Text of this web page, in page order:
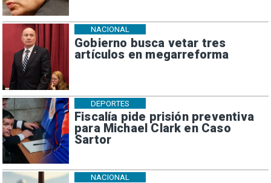
Gobierno busca vetar tres
artículos en megarreforma
NACIONAL
Fiscalía pide prisión preventiva
para Michael Clark en Caso
Sartor
DEPORTES
NACIONAL